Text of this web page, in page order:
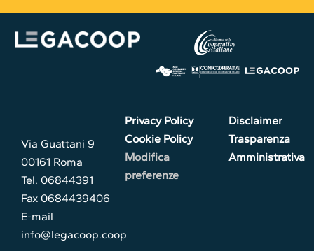
Via Guattani 9
00161 Roma
Tel. 06844391
Fax 0684439406
E-mail
info@legacoop.coop
Privacy Policy
Cookie Policy
Modifica
preferenze
Disclaimer
Trasparenza
Amministrativa